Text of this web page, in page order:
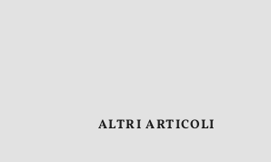
ALTRI ARTICOLI